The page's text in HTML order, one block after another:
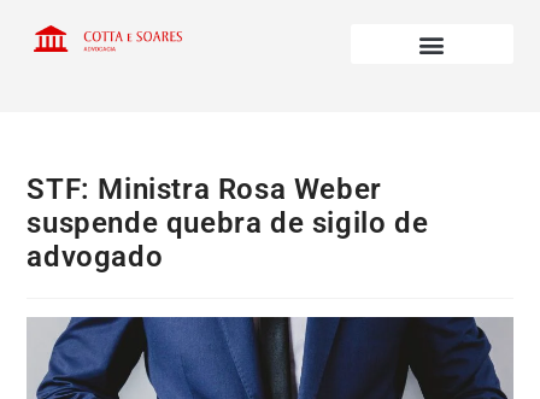
STF: Ministra Rosa Weber
suspende quebra de sigilo de
advogado